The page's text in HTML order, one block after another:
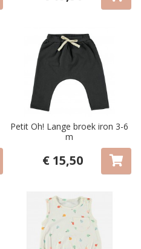
Petit Oh! Lange broek iron 3-6
m
€ 15,50